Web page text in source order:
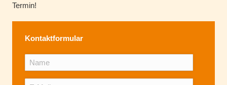
Termin!
Kontaktformular